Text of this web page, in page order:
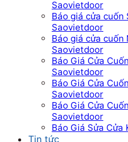
Saovietdoor
Báo giá cửa
Saovietdoor
Báo giá cửa
Saovietdoor
Báo Giá Cửa
Saovietdoor
Báo Giá Cửa
Saovietdoor
Báo Giá Cửa
Saovietdoor
Báo Giá Sửa Cửa
Tin tức